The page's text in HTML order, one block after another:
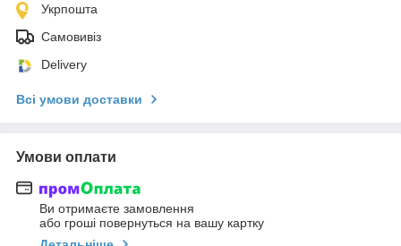
Укрпошта
Самовивіз
Delivery
Всі умови доставки
Умови оплати
Ви отримаєте замовлення
або гроші повернуться на вашу картку